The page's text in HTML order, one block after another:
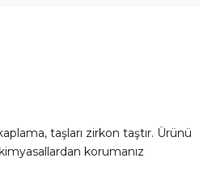
taşları zirkon taştır. Ürünü
korumanız